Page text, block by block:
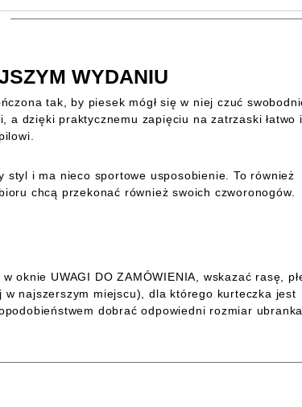
WYDANIU
tak, by piesek mógł się w niej czuć
a dzięki praktycznemu zapięciu na zatrzaski łatwo i
i ma nieco sportowe usposobienie. To również
chcą przekonać również swoich czworonogów.
oknie UWAGI DO ZAMÓWIENIA, wskazać rasę,
najszerszym miejscu), dla którego kurteczka jest
dobrać odpowiedni rozmiar ubranka